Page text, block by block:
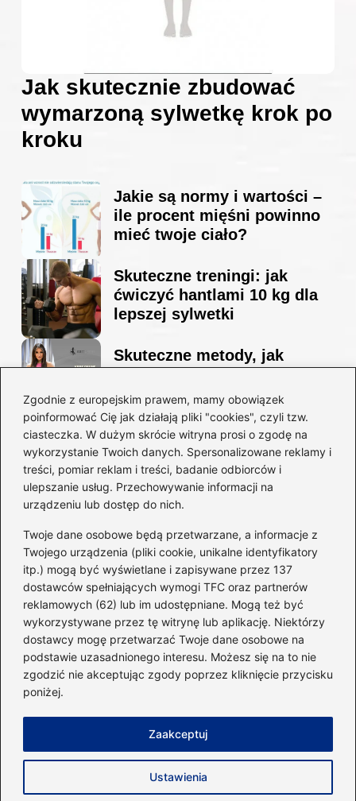
Zgodnie z europejskim prawem, mamy obowiązek
poinformować Cię jak działają pliki "cookies", czyli tzw.
ciasteczka. W dużym skrócie witryna prosi o zgodę na
wykorzystanie Twoich danych. Spersonalizowane reklamy i
treści, pomiar reklam i treści, badanie odbiorców i
ulepszanie usług. Przechowywanie informacji na
urządzeniu lub dostęp do nich.
Twoje dane osobowe będą przetwarzane, a informacje z
Twojego urządzenia (pliki cookie, unikalne identyfikatory
itp.) mogą być wyświetlane i zapisywane przez 137
dostawców spełniających wymogi TFC oraz partnerów
reklamowych (62) lub im udostępniane. Mogą też być
wykorzystywane przez tę witrynę lub aplikację. Niektórzy
dostawcy mogę przetwarzać Twoje dane osobowe na
podstawie uzasadnionego interesu. Możesz się na to nie
zgodzić nie akceptując zgody poprzez kliknięcie przycisku
poniżej.
Ustawienia
Zaakceptuj
Jak skutecznie zbudować
wymarzoną sylwetkę krok po
kroku
Jakie są normy i wartości –
ile procent mięśni powinno
mieć twoje ciało?
Skuteczne treningi: jak
ćwiczyć hantlami 10 kg dla
lepszej sylwetki
Skuteczne metody, jak
sylwetkę w zaledwie 90 dni
Idealny garnitur: jak dobrać
go do swojej sylwetki?
Kategorie
Dieta i kalorie(221)
Fitness(236)
Siłownia(101)
Sport(60)
Sprzęt i akcesoria(25)
Suplementy(38)
Zasady użytkowania
Napisz do nas